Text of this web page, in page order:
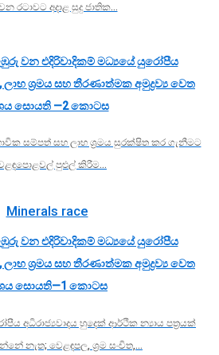
රටාවට අදාළ සුදු ජාතික…
වන එදිරිවාදිකම් මධ්‍යයේ යුරෝපීය
ලාභ ශ්‍රමය සහ තීරණාත්මක අමුද්‍රව්‍ය වෙත
සොයති —2 කොටස
සම්පත් සහ ලාභ ශ්‍රමය සුරක්ෂිත කර ගැනීමට
පුළුල් කිරීම…
වන එදිරිවාදිකම් මධ්‍යයේ යුරෝපීය
ලාභ ශ්‍රමය සහ තීරණාත්මක අමුද්‍රව්‍ය වෙත
සොයති—1 කොටස
අධිරාජ්‍යවාදය හුදෙක් ආර්ථික න්‍යාය පත්‍රයක්
නැත; වෙළඳපල, ශ්‍රම සංචිත,…